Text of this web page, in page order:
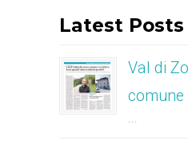
Latest Posts
Val di
comune
...